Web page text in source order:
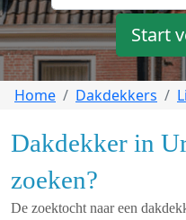
Start
Home Dakdekkers
Dakdekker in
zoeken?
De zoektocht naar een